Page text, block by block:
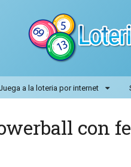
a la loteria por internet
con